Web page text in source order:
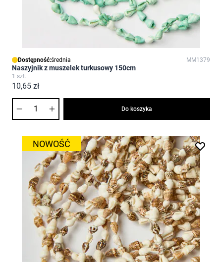
Dostępność:średnia MM1379
Naszyjnik z muszelek turkusowy 150cm
1 szt.
10,65 zł
Do koszyka
NOWOŚĆ